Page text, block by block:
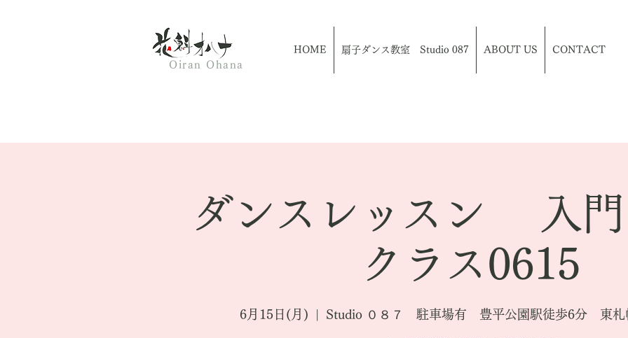
Oiran Ohana
HOME 扇子ダンス教室 Studio 087 ABOUT US CONTACT
ダンスレッスン 入門
クラス0615
6月15日(月) Studio ０８７ 駐車場有 豊平公園駅徒歩6分 東札